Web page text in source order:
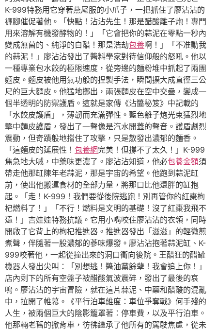
K-999特務用它穿著燕尾服的小爪子，一把抓住了廖沾沾的
褲腳催促著他。「快點！沾沾先生！那是醋酸離子炮！專門
用來溶解有機發酵物的！」「它會把你的蒜泥在零點一秒內
變成無菌的、純淨的白醋！那是浩劫包養啊！」「不准動我
的蒜泥！」廖沾沾發出了醬料學家對待信仰般的怒吼。他以
一種專業包水餃的極限速度，從旁邊的麵粉堆中抓起了兩團
麵皮。麵皮被他用氣功般的捏製手法，瞬間擴大成直徑三公
尺的巨大麵皮。他猛地擲出，兩張麵皮在空中交疊，變成一
個半透明的防禦護盾。這就是家傳《沾醬秘笈》中記載的
「水餃皮護盾」，薄韌而充滿彈性。藍色離子炮光束猛烈地
擊中麵皮護盾，發出了一聲像是汽水開蓋的聲音。護盾劇烈
震動，但奇蹟般地擋住了攻擊，只是散發出濃郁的麵香。
「這麵皮的延展性！ 包養網完美！但撐不了太久！」K-999
焦急地大喊，中藥味更濃了。廖沾沾知道，他必包養金額須
帶走他那缸陳年老蒜泥，那是宇宙的希望。他跑到蒜泥缸
前，使出他搬運食材的全部力量，將那口比他還胖的缸抱
起。「走！K-999！我們要從後院逃跑！別再管你的紅棗枸
杞燃料了！」「不行！燃料是文明的基礎！沒了紅棗我飛不
遠！」吉娃娃特務抗議。它用小嘴咬住廖沾沾的衣領，同時
開啟了它背上的枸杞推進器。推進器發出「滋滋」的輕微煎
煮聲，伴隨著一股濃郁的蔘味爆發。廖沾沾抱著蒜泥缸、K-
999咬著他，一起從撞出來的洞口衝向後院。王醋狂的醋罐
機器人發出尖叫：「別想逃！醬油黨餘孽！我會追上你！」
店內剩下的所有空盤子被醋酸氣波震碎，發出了最後的哀
鳴。廖沾沾的宇宙冒險，就在這片蒜泥、中藥和醋酸的混亂
中，拉開了帷幕。《平行泊車維度：車位爭奪戰》何手殘的
人生，被兩個巨大的陰影籠罩著：停車費，以及平行泊車。
他那輛老舊的掀背車，彷彿繼承了他所有的駕駛焦慮，從未